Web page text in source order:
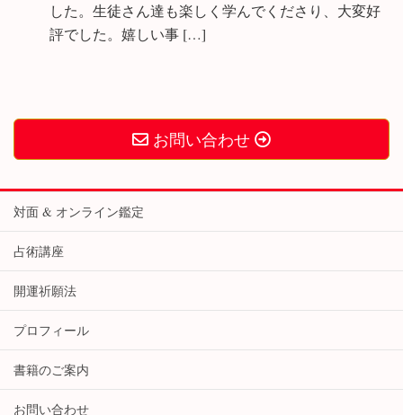
した。生徒さん達も楽しく学んでくださり、大変好
評でした。嬉しい事 […]
お問い合わせ
対面 & オンライン鑑定
占術講座
開運祈願法
プロフィール
書籍のご案内
お問い合わせ